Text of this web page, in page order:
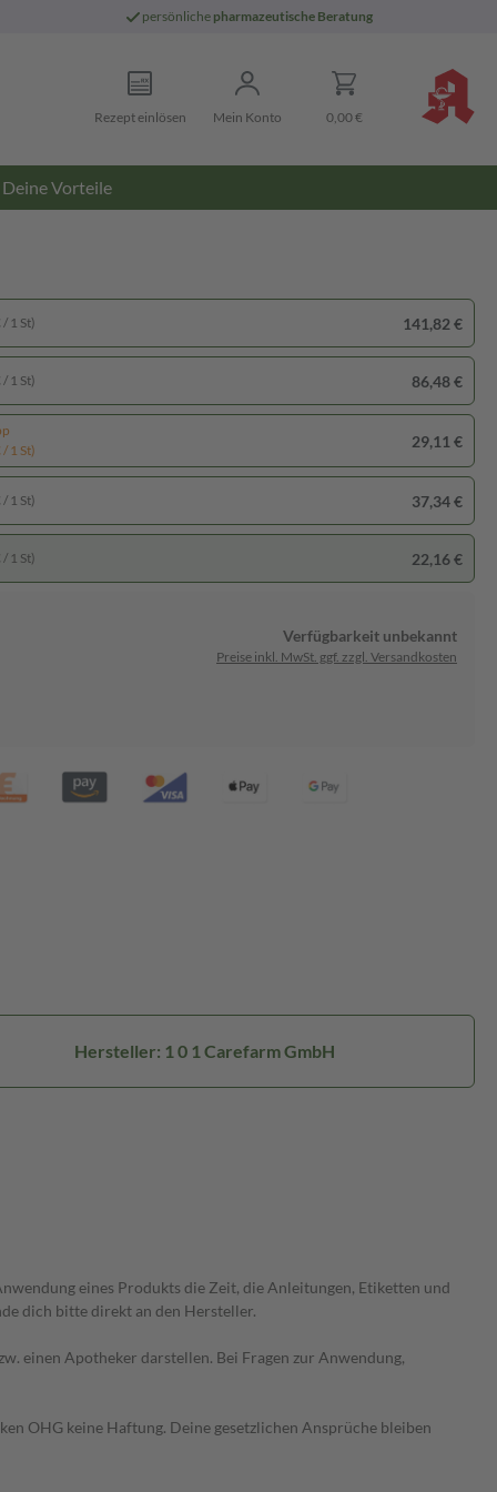
persönliche pharmazeutische Beratung
Rezept einlösen Mein Konto 0,00 €
Deine Vorteile
1 St) 141,82 €
1 St) 86,48 €
1 St)
29,11 €
1 St) 37,34 €
1 St) 22,16 €
Verfügbarkeit unbekannt
Preise inkl. MwSt. ggf. zzgl. Versandkosten
Hersteller: 1 0 1 Carefarm GmbH
eines Produkts die Zeit, die Anleitungen, Etiketten und
dich bitte direkt an den Hersteller.
einen Apotheker darstellen. Bei Fragen zur Anwendung,
OHG keine Haftung. Deine gesetzlichen Ansprüche bleiben